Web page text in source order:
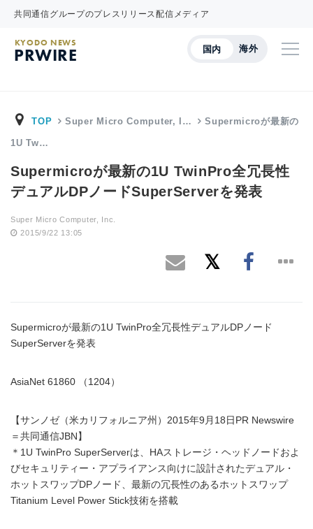
共同通信グループのプレスリリース配信メディア
国内 海外
KYODO NEWS
PRWIRE
TOP Super Micro Computer, I… Supermicroが最新の
1U Tw…
Supermicroが最新の1U TwinPro全冗長性
デュアルDPノードSuperServerを発表
Super Micro Computer, Inc.
2015/9/22 13:05
Supermicroが最新の1U TwinPro全冗長性デュアルDPノード
SuperServerを発表
AsiaNet 61860 （1204）
【サンノゼ（米カリフォルニア州）2015年9月18日PR Newswire
＝共同通信JBN】
＊1U TwinPro SuperServerは、HAストレージ・ヘッドノードおよ
びセキュリティー・アプライアンス向けに設計されたデュアル・
ホットスワップDPノード、最新の冗長性のあるホットスワップ
Titanium Level Power Stick技術を搭載